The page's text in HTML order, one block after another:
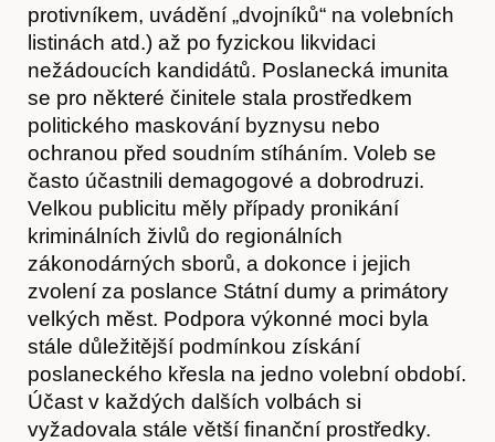
O nás
protivníkem, uvádění „dvojníků“ na volebních
listinách atd.) až po fyzickou likvidaci
nežádoucích kandidátů. Poslanecká imunita
se pro některé činitele stala prostředkem
politického maskování byznysu nebo
ochranou před soudním stíháním. Voleb se
často účastnili demagogové a dobrodruzi.
Velkou publicitu měly případy pronikání
kriminálních živlů do regionálních
zákonodárných sborů, a dokonce i jejich
zvolení za poslance Státní dumy a primátory
velkých měst. Podpora výkonné moci byla
stále důležitější podmínkou získání
poslaneckého křesla na jedno volební období.
Účast v každých dalších volbách si
vyžadovala stále větší ﬁnanční prostředky.